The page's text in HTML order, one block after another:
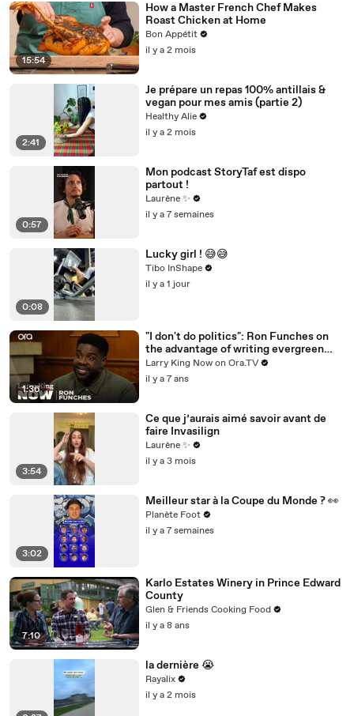
15:54
How a Master French Chef Makes
Roast Chicken at Home
Bon Appétit
il y a 2 mois
2:41
Je prépare un repas 100% antillais &
vegan pour mes amis (partie 2)
Healthy Alie
il y a 2 mois
0:57
Mon podcast StoryTaf est dispo
partout !
Laurène ✨
il y a 7 semaines
0:08
Lucky girl ! 😅😅
Tibo InShape
il y a 1 jour
1:36
"I don't do politics": Ron Funches on
the advantage of writing evergreen
jokes
Larry King Now on Ora.TV
il y a 7 ans
3:54
Ce que j’aurais aimé savoir avant de
faire Invasilign
Laurène ✨
il y a 3 mois
3:02
Meilleur star à la Coupe du Monde ? 👀
Planète Foot
il y a 7 semaines
7:10
Karlo Estates Winery in Prince Edward
County
Glen & Friends Cooking Food
il y a 8 ans
la dernière 😭
Rayalix
il y a 2 mois